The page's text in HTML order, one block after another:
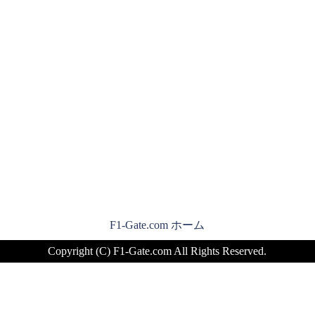
F1-Gate.com ホーム
Copyright (C) F1-Gate.com All Rights Reserved.